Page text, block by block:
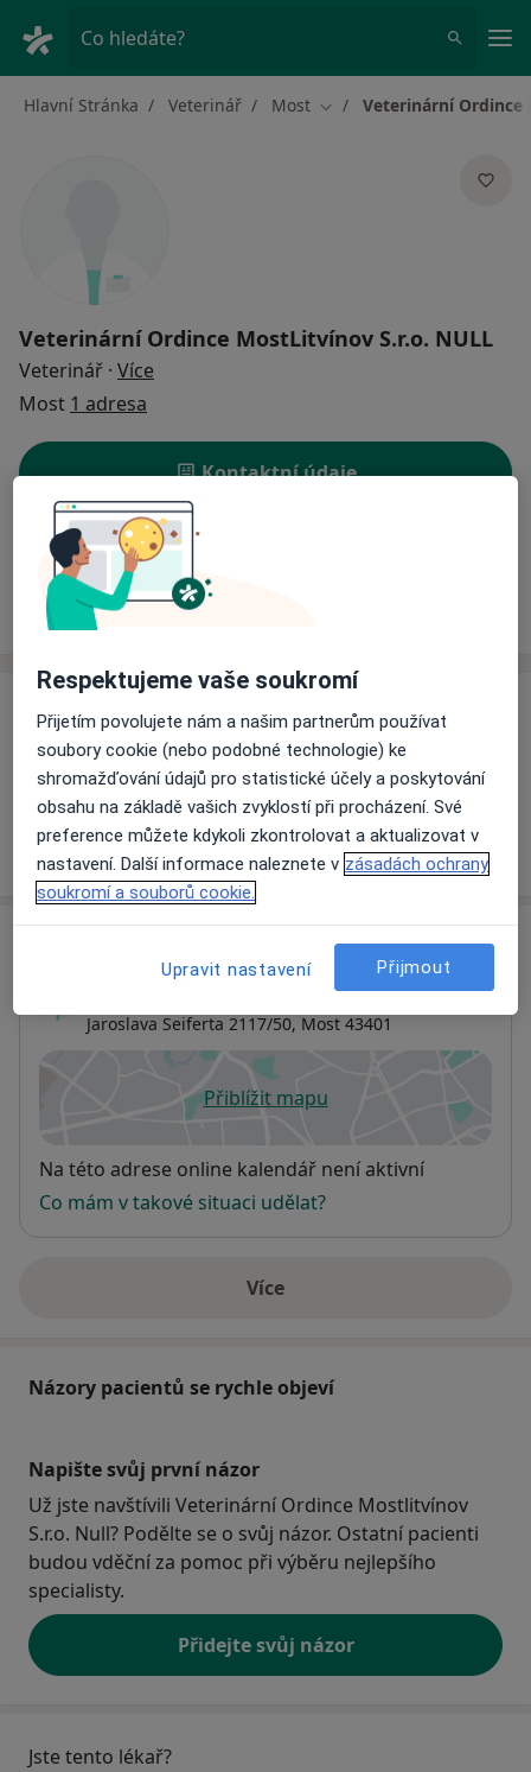
Co hledáte?
Hlavní Stránka Veterinář Most Změna města
Veterinární Ordince
Veterinární Ordince MostLitvínov S.r.o. NULL
Veterinář · Více
Most 1 adresa
Kontaktní údaje
Rezervovat termín
Ceník Adresy
Ceník
Informace o službách a cenách nejsou k dispozici
Tento specialista ještě nepřidával žádné informace o
svých službách.
Jaroslava Seiferta 2117/50, Most 43401
Přiblížit mapuse otevře v nové záložce
Dostupnost
Na této adrese online kalendář není aktivní
Co mám v takové situaci udělat?
Víceo adrese
Názory pacientů se rychle objeví
Napište svůj první názor
Už jste navštívili Veterinární Ordince Mostlitvínov
S.r.o. Null? Podělte se o svůj názor. Ostatní pacienti
budou vděční za pomoc při výběru nejlepšího
specialisty.
Přidejte svůj názor
Jste tento lékař?
Respektujeme vaše soukromí
Přijetím povolujete nám a našim partnerům používat
soubory cookie (nebo podobné technologie) ke
shromažďování údajů pro statistické účely a poskytování
obsahu na základě vašich zvyklostí při procházení. Své
preference můžete kdykoli zkontrolovat a aktualizovat v
nastavení. Další informace naleznete v zásadách ochrany
soukromí a souborů cookie.
Upravit nastavení Přijmout